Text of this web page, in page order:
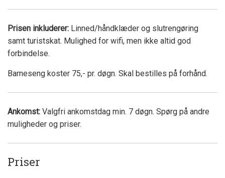
Prisen inkluderer: Linned/håndklæder og slutrengøring
samt turistskat. Mulighed for wifi, men ikke altid god
forbindelse.
Barneseng koster 75,- pr. døgn. Skal bestilles på forhånd.
Ankomst: Valgfri ankomstdag min. 7 døgn. Spørg på andre
muligheder og priser.
Priser